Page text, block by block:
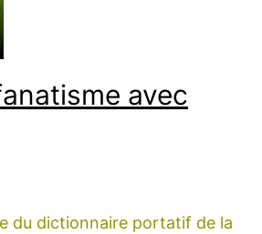
avec
du dictionnaire portatif de la